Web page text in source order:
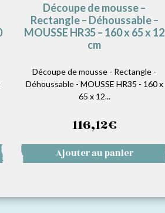
Découpe de mousse –
Rectangle – Déhoussable –
MOUSSE HR35 – 160 x 65 x 12
cm
Découpe de mousse - Rectangle -
Déhoussable - MOUSSE HR35 - 160 x
65 x 12...
116,12€
Ajouter au panier